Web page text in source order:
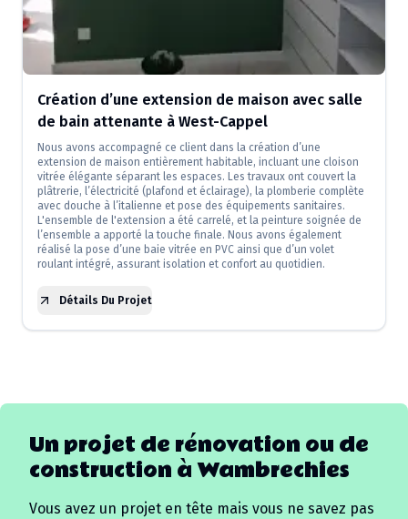
Création d’une extension de maison avec salle
de bain attenante à West-Cappel
Nous avons accompagné ce client dans la création d’une
extension de maison entièrement habitable, incluant une cloison
vitrée élégante séparant les espaces. Les travaux ont couvert la
plâtrerie, l’électricité (plafond et éclairage), la plomberie complète
avec douche à l’italienne et pose des équipements sanitaires.
L'ensemble de l'extension a été carrelé, et la peinture soignée de
l’ensemble a apporté la touche finale. Nous avons également
réalisé la pose d’une baie vitrée en PVC ainsi que d’un volet
roulant intégré, assurant isolation et confort au quotidien.
Détails Du Projet
Un projet de rénovation ou de
construction àWambrechies
Vous avez un projet en tête mais vous ne savez pas